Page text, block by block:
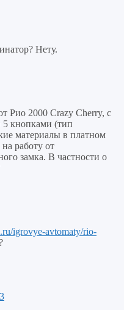
Нету.
Рио 2000 Crazy Cherry, с
5 кнопками (тип
материалы в платном
работу от
замка. В частности о
igrovye-avtomaty/rio-